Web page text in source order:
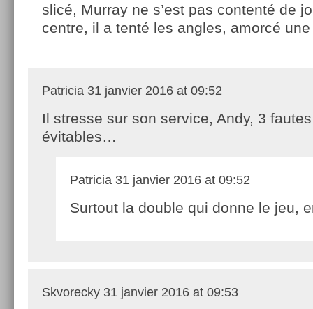
slicé, Murray ne s’est pas contenté de
centre, il a tenté les angles, amorcé
Patricia 31 janvier 2016 at 09:52
Il stresse sur son service, Andy, 3 fautes
évitables…
Patricia 31 janvier 2016 at 09:52
Surtout la double qui donne le jeu,
Skvorecky 31 janvier 2016 at 09:53